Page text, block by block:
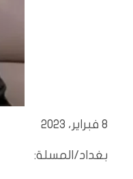
8 فبراير، 2023
بغداد/المسلة: